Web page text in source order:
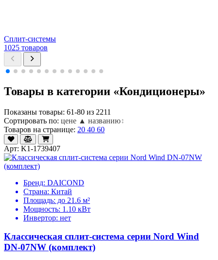
Сплит-системы
1025 товаров
Товары в категории «Кондиционеры»
Показаны товары: 61-80 из 2211
Сортировать по: цене ▲ названию↕
Товаров на странице: 20 40 60
Арт: K1-1739407
Бренд: DAICOND
Страна: Китай
Площадь: до 21.6 м²
Мощность: 1.10 кВт
Инвертор: нет
Классическая сплит-система серии Nord Wind
DN-07NW (комплект)